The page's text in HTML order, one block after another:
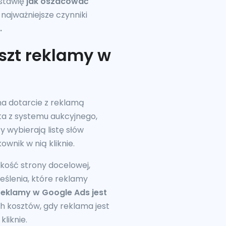
czynniki
reklamy w
dotarcie z reklamą
z systemu aukcyjnego,
wybierają listę słów
w nią kliknie.
strony docelowej,
które reklamy
w Google Ads jest
kosztów, gdy reklama jest